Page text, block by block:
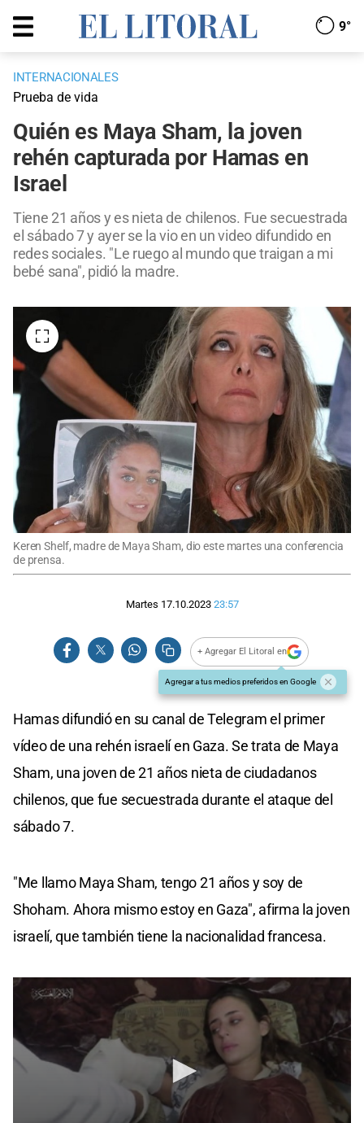
9°
INTERNACIONALES
Prueba de vida
Quién es Maya Sham, la joven
rehén capturada por Hamas en
Israel
Tiene 21 años y es nieta de chilenos. Fue secuestrada
el sábado 7 y ayer se la vio en un video difundido en
redes sociales. "Le ruego al mundo que traigan a mi
bebé sana", pidió la madre.
Keren Shelf, madre de Maya Sham, dio este martes una conferencia
de prensa.
Martes 17.10.2023 23:57
+ Agregar El Litoral en
Agregar a tus medios preferidos en Google
Hamas difundió en su canal de Telegram el primer
vídeo de una rehén israelí en Gaza. Se trata de Maya
Sham, una joven de 21 años nieta de ciudadanos
chilenos, que fue secuestrada durante el ataque del
sábado 7.
"Me llamo Maya Sham, tengo 21 años y soy de
Shoham. Ahora mismo estoy en Gaza", afirma la joven
israelí, que también tiene la nacionalidad francesa.